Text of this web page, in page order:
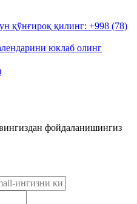
қўнғироқ қилинг: +998 (78)
юклаб олинг
фойдаланишингиз